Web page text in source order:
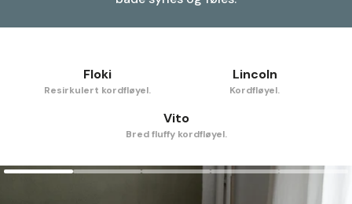
Floki
Resirkulert kordfløyel.
Lincoln
Kordfløyel.
Vito
Bred fluffy kordfløyel.